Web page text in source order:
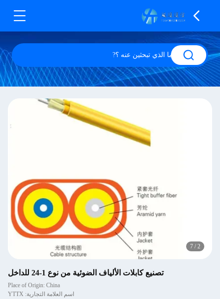
تصنيع كابلات الألياف الضوئية من نوع 1-24 للداخل
Place of Origin: China
اسم العلامة التجارية: YTTX